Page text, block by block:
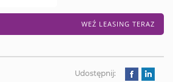
WEŹ LEASING TERAZ
Udostępnij: